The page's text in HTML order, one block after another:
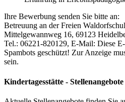
Ihre Bewerbung senden Sie bitte an:
Betreuung an der Freien
Mittelgewannweg 16, 69123
Tel.: 06221-820129, E-Mail: Diese
Spambots geschützt! Zur Anzeige
sein.
Kindertagesstätte - Stellenangebote